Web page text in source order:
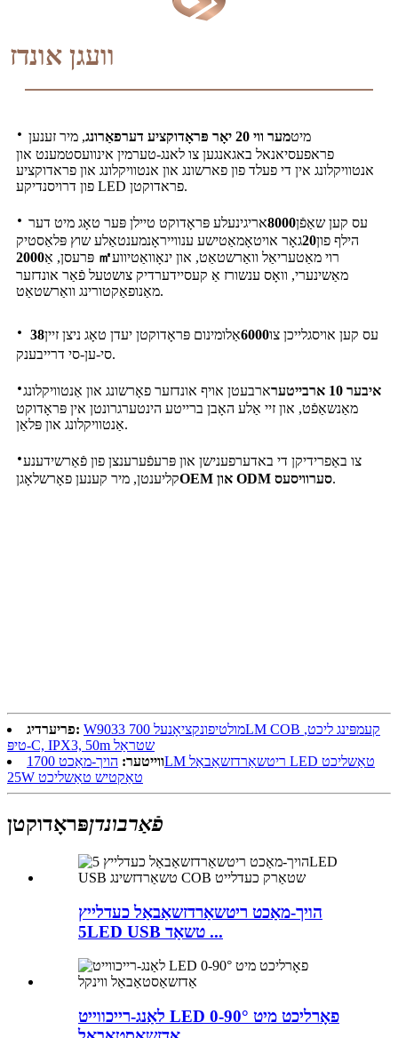
וועגן אונדז
· מיטמער ווי 20 יאָר פּראָדוקציע דערפאַרונג
, מיר זענען
פראפעסיאנאל באגאנגען צו לאנג-טערמין אינוועסטמענט און
אנטוויקלונג אין די פעלד פון פארשונג און אנטוויקלונג און פראדוקציע
פון ​​דרויסנדיקע LED פראדוקטן.
· עס קען שאַפֿן8000אריגינעלע פּראָדוקט טיילן פּער טאָג מיט דער
הילף פון20גאָר אויטאָמאַטישע ענווייראָנמענטאַלע שוץ פּלאַסטיק
פּרעסן, אַ 2000 ㎡רוי מאַטעריאַל וואַרשטאַט, און ינאָוואַטיווע
מאַשינערי, וואָס ענשורז אַ קעסיידערדיק צושטעל פֿאַר אונדזער
מאַנופאַקטורינג וואַרשטאַט.
· עס קען אויסגלייכן צו6000אַלומינום פּראָדוקטן יעדן טאָג ניצן זיין38
סי-ען-סי דרייבענק.
· איבער 10 ארבייטער
ארבעטן אויף אונדזער פאָרשונג און אַנטוויקלונג
מאַנשאַפֿט, און זיי אַלע האָבן ברייטע הינטערגרונטן אין פּראָדוקט
אַנטוויקלונג און פּלאַן.
·צו באַפרידיקן די באדערפענישן און פּרעפֿערענצן פון פֿאַרשידענע
קליענטן, מיר קענען פאָרשלאָגן
OEM און ODM סערוויסעס.
פריערדיג: W9033 מולטיפונקציאָנעל 700LM COB קעמפּינג ליכט,
טיפּ-C, IPX3, 50m שטראַל
ווייטער:
הויך-מאַכט 1700LM ריטשאַרדזשאַבאַל LED טאַשליכט
25W טאַקטיש טאַשליכט
פֿאַרבונדןפּראָדוקטן
הויך-מאַכט ריטשאַרדזשאַבאַל כעדלייץ
5LED USB טשאַד ...
לאַנג-רייכווייט LED פאָרליכט מיט 0-90°